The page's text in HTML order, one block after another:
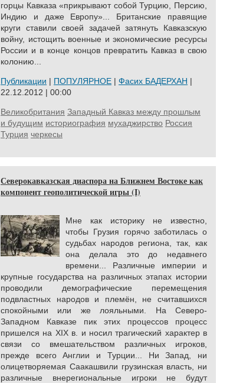
горцы Кавказа «прикрывают собой Турцию, Персию,
Индию и даже Европу»... Британские правящие
круги ставили своей задачей затянуть Кавказскую
войну, истощить военные и экономические ресурсы
России и в конце концов превратить Кавказ в свою
колонию...
Публикации | ПОПУЛЯРНОЕ | Фасих БАДЕРХАН |
22.12.2012 | 00:00
Великобритания Западный Кавказ между прошлым
и будущим историография мухаджирство Россия
Турция черкесы
Северокавказская диаспора на Ближнем Востоке как
компонент геополитической игры (I)
Мне как историку не известно,
чтобы Грузия горячо заботилась о
судьбах народов региона, так, как
она делала это до недавнего
времени... Различные империи и
крупные государства на различных этапах истории
проводили демографические перемещения
подвластных народов и племён, не считавшихся
спокойными или же лояльными. На Северо-
Западном Кавказе пик этих процессов процесс
пришелся на ХIХ в. и носил трагический характер в
связи со вмешательством различных игроков,
прежде всего Англии и Турции... Ни Запад, ни
олицетворяемая Саакашвили грузинская власть, ни
различные внерегиональные игроки не будут